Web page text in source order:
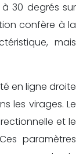
30 degrés sur
confère à la
mais
en ligne droite
les virages. Le
et le
paramètres